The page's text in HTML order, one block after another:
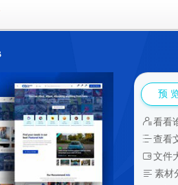
预
看看
查看
文件
素材